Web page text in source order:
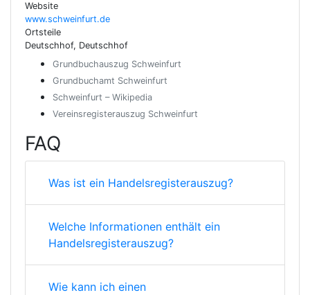
Website
www.schweinfurt.de
Ortsteile
Deutschhof, Deutschhof
Grundbuchauszug Schweinfurt
Grundbuchamt Schweinfurt
Schweinfurt – Wikipedia
Vereinsregisterauszug Schweinfurt
FAQ
Was ist ein Handelsregisterauszug?
Welche Informationen enthält ein
Handelsregisterauszug?
Wie kann ich einen